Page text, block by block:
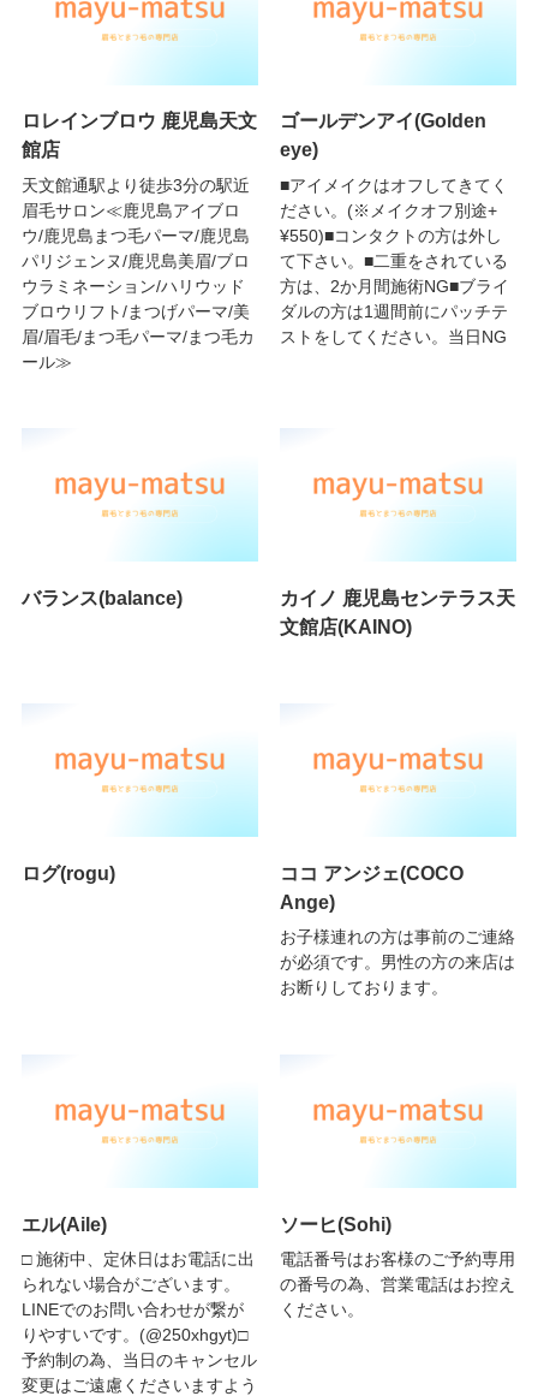
ロレインブロウ 鹿児島天文
館店
天文館通駅より徒歩3分の駅近
眉毛サロン≪鹿児島アイブロ
ウ/鹿児島まつ毛パーマ/鹿児島
パリジェンヌ/鹿児島美眉/ブロ
ウラミネーション/ハリウッド
ブロウリフト/まつげパーマ/美
眉/眉毛/まつ毛パーマ/まつ毛カ
ール≫
ゴールデンアイ(Golden
eye)
■アイメイクはオフしてきてく
ださい。(※メイクオフ別途+
¥550)■コンタクトの方は外し
て下さい。■二重をされている
方は、2か月間施術NG■ブライ
ダルの方は1週間前にパッチテ
ストをしてください。当日NG
バランス(balance)
カイノ 鹿児島センテラス天
文館店(KAINO)
ログ(rogu)
ココ アンジェ(COCO
Ange)
お子様連れの方は事前のご連絡
が必須です。男性の方の来店は
お断りしております。
エル(Aile)
□ 施術中、定休日はお電話に出
られない場合がございます。
LINEでのお問い合わせが繋が
りやすいです。(@250xhgyt)□
予約制の為、当日のキャンセル
変更はご遠慮くださいますよう
ソーヒ(Sohi)
電話番号はお客様のご予約専用
の番号の為、営業電話はお控え
ください。